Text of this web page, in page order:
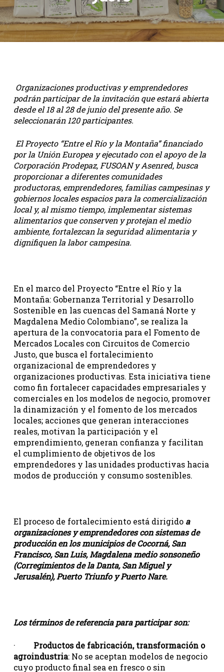
Organizaciones productivas y emprendedores
podrán participar de la invitación que estará abierta
desde el 18 al 28 de junio del presente año. Se
seleccionarán 120 participantes.
El Proyecto “Entre el Río y la Montaña” financiado
por la Unión Europea y ejecutado con el apoyo de la
Corporación Prodepaz, FUSOAN y Asenred, busca
proporcionar a diferentes comunidades
productoras, emprendedores, familias campesinas y
gobiernos locales espacios para la comercialización
local y, al mismo tiempo, implementar sistemas
alimentarios que conserven y protejan el medio
ambiente, fortalezcan la seguridad alimentaria y
dignifiquen la labor campesina.
En el marco del Proyecto “Entre el Río y la
Montaña: Gobernanza Territorial y Desarrollo
Sostenible en las cuencas del Samaná Norte y
Magdalena Medio Colombiano”, se realiza la
apertura de la convocatoria para el Fomento de
Mercados Locales con Circuitos de Comercio
Justo, que busca el fortalecimiento
organizacional de emprendedores y
organizaciones productivas. Esta iniciativa tiene
como fin fortalecer capacidades empresariales y
comerciales en los modelos de negocio, promover
la dinamización y el fomento de los mercados
locales; acciones que generan interacciones
reales, motivan la participación y el
emprendimiento, generan confianza y facilitan
el cumplimiento de objetivos de los
emprendedores y las unidades productivas hacia
modos de producción y consumo sostenibles.
El proceso de fortalecimiento está dirigido a
organizaciones y emprendedores con sistemas de
producción en los municipios de Cocorná, San
Francisco, San Luis, Magdalena medio sonsoneño
(Corregimientos de la Danta, San Miguel y
Jerusalén), Puerto Triunfo y Puerto Nare.
Los términos de referencia para participar son:
·
Productos de fabricación, transformación o
agroindustria: No se aceptan modelos de negocio
cuyo producto final sea en fresco o sin